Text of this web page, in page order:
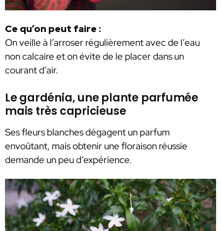
Ce qu’on peut faire :
On veille à l’arroser régulièrement avec de l’eau
non calcaire et on évite de le placer dans un
courant d’air.
Le gardénia, une plante parfumée
mais très capricieuse
Ses fleurs blanches dégagent un parfum
envoûtant, mais obtenir une floraison réussie
demande un peu d’expérience.